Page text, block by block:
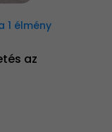
1 élmény
az